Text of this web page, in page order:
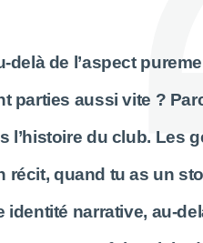
delà de l’aspect
parties aussi vite ?
l’histoire du club. Les
récit, quand tu as un
identité narrative, au-